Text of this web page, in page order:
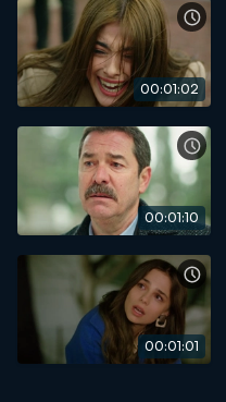
00:01:02
00:01:10
00:01:01